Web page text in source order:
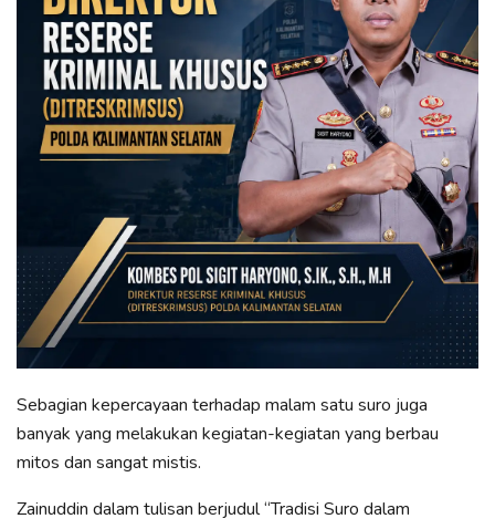
Sebagian kepercayaan terhadap malam satu suro juga
banyak yang melakukan kegiatan-kegiatan yang berbau
mitos dan sangat mistis.
Zainuddin dalam tulisan berjudul “Tradisi Suro dalam